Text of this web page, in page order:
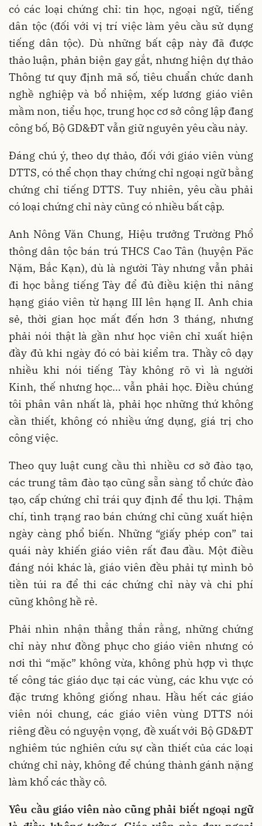
có các loại chứng chỉ: tin học, ngoại ngữ, tiếng
dân tộc (đối với vị trí việc làm yêu cầu sử dụng
tiếng dân tộc). Dù những bất cập này đã được
thảo luận, phản biện gay gắt, nhưng hiện dự thảo
Thông tư quy định mã số, tiêu chuẩn chức danh
nghề nghiệp và bổ nhiệm, xếp lương giáo viên
mầm non, tiểu học, trung học cơ sở công lập đang
công bố, Bộ GD&ĐT vẫn giữ nguyên yêu cầu này.
Đáng chú ý, theo dự thảo, đối với giáo viên vùng
DTTS, có thể chọn thay chứng chỉ ngoại ngữ bằng
chứng chỉ tiếng DTTS. Tuy nhiên, yêu cầu phải
có loại chứng chỉ này cũng có nhiều bất cập.
Anh Nông Văn Chung, Hiệu trưởng Trường Phổ
thông dân tộc bán trú THCS Cao Tân (huyện Păc
Nặm, Bắc Kạn), dù là người Tày nhưng vẫn phải
đi học bằng tiếng Tày để đủ điều kiện thi nâng
hạng giáo viên từ hạng III lên hạng II. Anh chia
sẻ, thời gian học mất đến hơn 3 tháng, nhưng
phải nói thật là gần như học viên chỉ xuất hiện
đầy đủ khi ngày đó có bài kiểm tra. Thầy cô dạy
nhiều khi nói tiếng Tày không rõ vì là người
Kinh, thế nhưng học… vẫn phải học. Điều chúng
tôi phân vân nhất là, phải học những thứ không
cần thiết, không có nhiều ứng dụng, giá trị cho
công việc.
Theo quy luật cung cầu thì nhiều cơ sở đào tạo,
các trung tâm đào tạo cũng sẵn sàng tổ chức đào
tạo, cấp chứng chỉ trái quy định để thu lợi. Thậm
chí, tình trạng rao bán chứng chỉ cũng xuất hiện
ngày càng phổ biến. Những “giấy phép con” tai
quái này khiến giáo viên rất đau đầu. Một điều
đáng nói khác là, giáo viên đều phải tự mình bỏ
tiền túi ra để thi các chứng chỉ này và chi phí
cũng không hề rẻ.
Phải nhìn nhận thẳng thắn rằng, những chứng
chỉ này như đồng phục cho giáo viên nhưng có
nơi thì “mặc” không vừa, không phù hợp vì thực
tế công tác giáo dục tại các vùng, các khu vực có
đặc trưng không giống nhau. Hầu hết các giáo
viên nói chung, các giáo viên vùng DTTS nói
riêng đều có nguyện vọng, đề xuất với Bộ GD&ĐT
nghiêm túc nghiên cứu sự cần thiết của các loại
chứng chỉ này, không để chúng thành gánh nặng
làm khổ các thầy cô.
Yêu cầu giáo viên nào cũng phải biết ngoại ngữ